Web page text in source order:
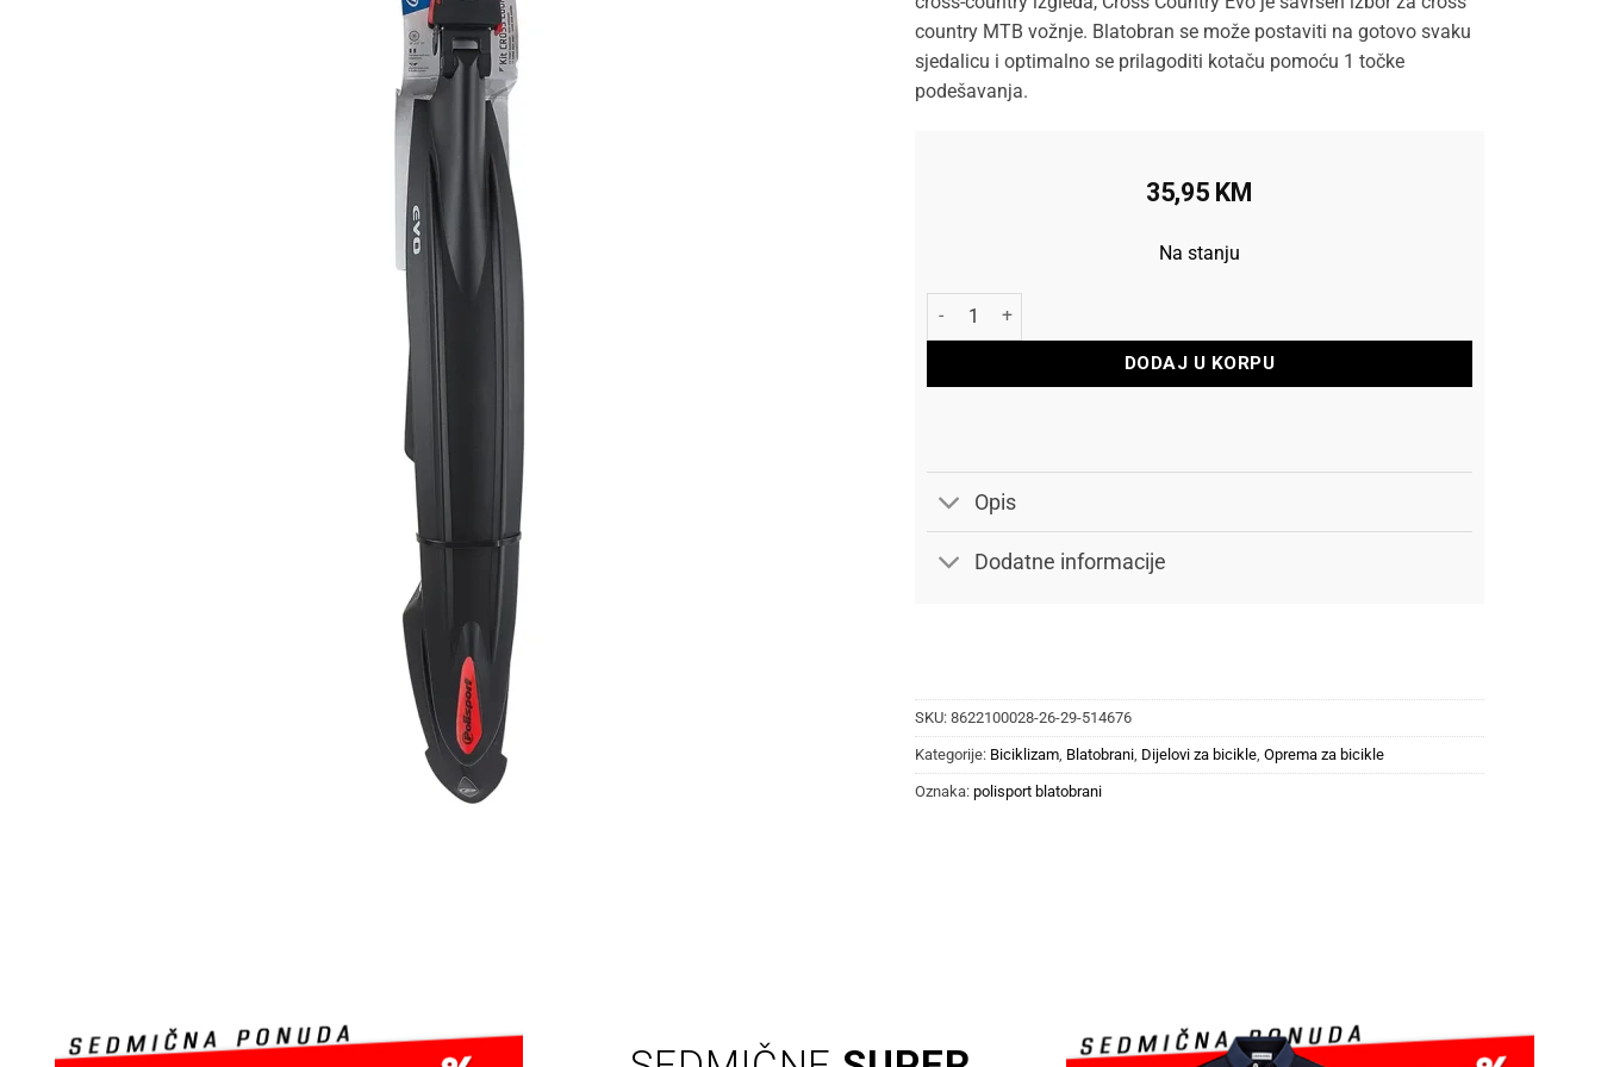
country MTB vožnje. Blatobran se može postaviti na gotovo svaku
sjedalicu i optimalno se prilagoditi kotaču pomoću 1 točke
podešavanja.
35,95 KM
Na stanju
Polisport Blatobran Prednji + Zadnji Cross Country Evo količina
DODAJ U KORPU
Opis
Dodatne informacije
SKU: 8622100028-26-29-514676
Kategorije: Biciklizam, Blatobrani, Dijelovi za bicikle, Oprema za bicikle
Oznaka: polisport blatobrani